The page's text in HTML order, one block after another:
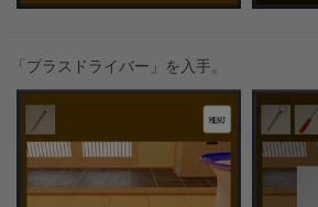
「プラスドライバー」を入手。